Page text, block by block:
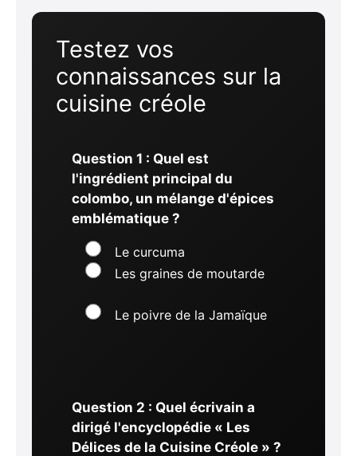
Testez vos
connaissances sur la
cuisine créole
Question 1 : Quel est
l'ingrédient principal du
colombo, un mélange d'épices
emblématique ?
Le curcuma
Les graines de moutarde
Le poivre de la Jamaïque
Question 2 : Quel écrivain a
dirigé l'encyclopédie « Les
Délices de la Cuisine Créole » ?